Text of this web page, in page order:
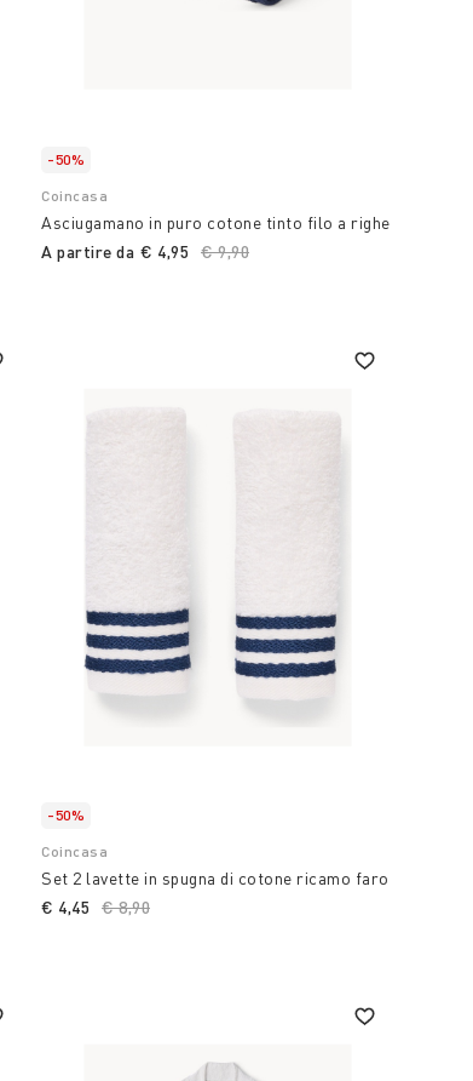
-50%
Coincasa
Asciugamano in puro cotone tinto filo a righe
A partire da
Price reduced from
€ 9,90
€ 4,95
-50%
Coincasa
Set 2 lavette in spugna di cotone ricamo faro
Price reduced from
€ 8,90
€ 4,45